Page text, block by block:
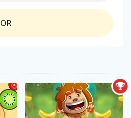
OR